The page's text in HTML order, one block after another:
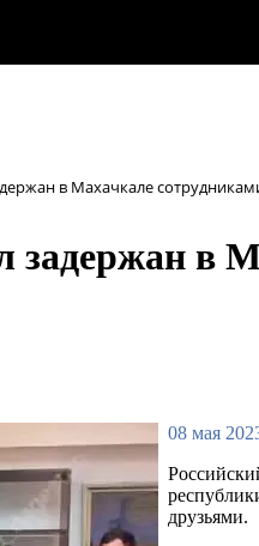
в Махачкале
в
08 мая
друзьями.